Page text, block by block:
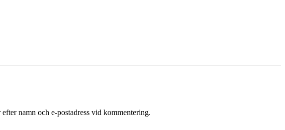
namn och e-postadress vid kommentering.